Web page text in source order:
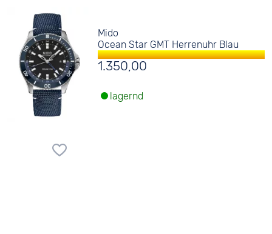
Mido
Ocean Star GMT Herrenuhr Blau
1.350,00
lagernd